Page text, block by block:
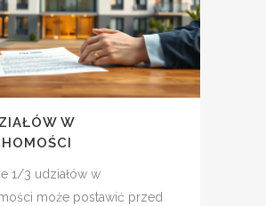
W
1/3 udziałów w
może postawić przed